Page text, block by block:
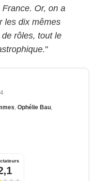
Or, on a
les dix mêmes
rôles, tout le
"
Ophélie Bau